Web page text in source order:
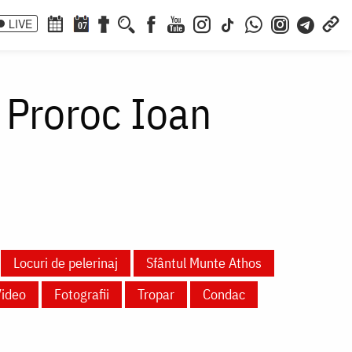
LIVE 07
Ioan
Locuri de pelerinaj
Sfântul Munte Athos
Fotografii Tropar Condac